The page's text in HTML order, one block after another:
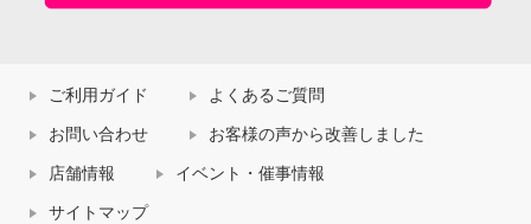
ご利用ガイド よくあるご質問
お問い合わせ お客様の声から改善しました
店舗情報 イベント・催事情報
サイトマップ